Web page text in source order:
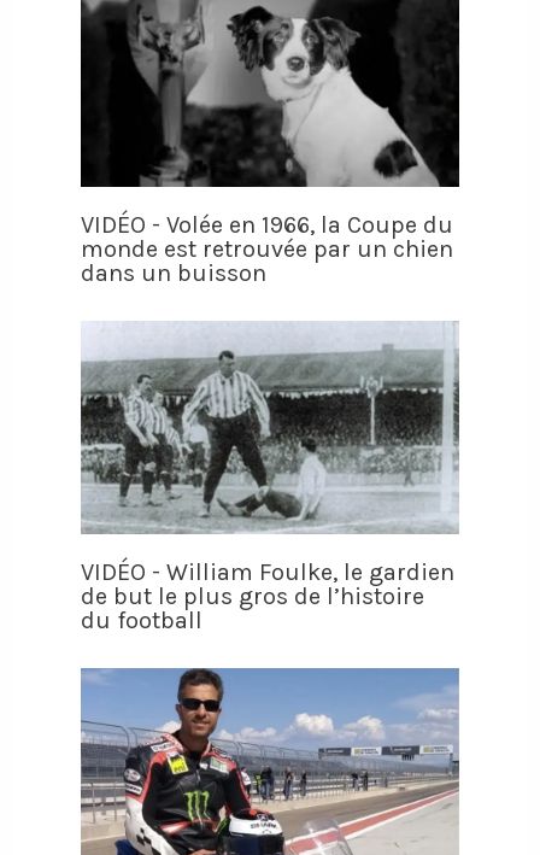
VIDÉO - Volée en 1966, la Coupe du
monde est retrouvée par un chien
dans un buisson
VIDÉO - William Foulke, le gardien
de but le plus gros de l’histoire
du football